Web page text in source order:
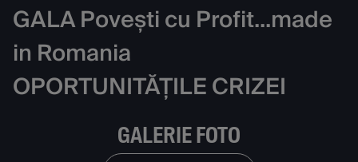
GALA Povești cu Profit...made
in Romania
OPORTUNITĂȚILE CRIZEI
GALERIE FOTO